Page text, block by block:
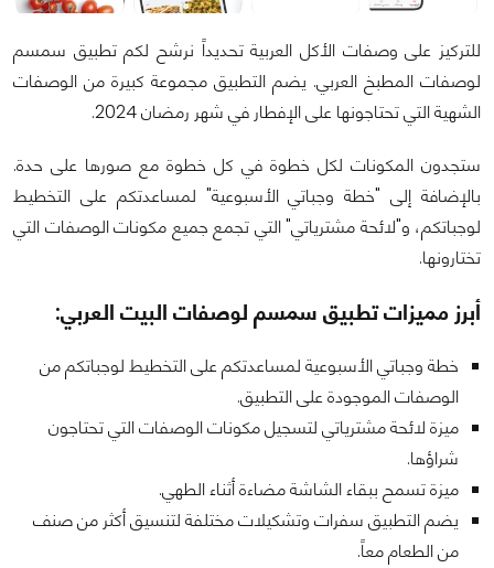
للتركيز على وصفات الأكل العربية تحديداً نرشح لكم تطبيق سمسم
لوصفات المطبخ العربي. يضم التطبيق مجموعة كبيرة من الوصفات
الشهية التي تحتاجونها على الإفطار في شهر رمضان 2024.
ستجدون المكونات لكل خطوة في كل خطوة مع صورها على حدة.
بالإضافة إلى "خطة وجباتي الأسبوعية" لمساعدتكم على التخطيط
لوجباتكم، و"لائحة مشترياتي" التي تجمع جميع مكونات الوصفات التي
تختارونها.
أبرز مميزات تطبيق سمسم لوصفات البيت العربي:
خطة وجباتي الأسبوعية لمساعدتكم على التخطيط لوجباتكم من
الوصفات الموجودة على التطبيق.
ميزة لائحة مشترياتي لتسجيل مكونات الوصفات التي تحتاجون
شراؤها.
ميزة تسمح ببقاء الشاشة مضاءة أثناء الطهي.
يضم التطبيق سفرات وتشكيلات مختلفة لتنسيق أكثر من صنف
من الطعام معاً.